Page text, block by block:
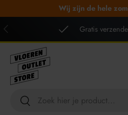
GA NAAR INHOUD
Wij zijn de hele
VORIGE
Gratis
Zoeken
Zoeken